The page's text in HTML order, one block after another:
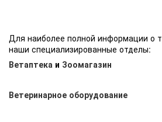
Для наиболее полной информации о
наши специализированные отделы:
Ветаптека и Зоомагазин
Ветеринарное оборудование